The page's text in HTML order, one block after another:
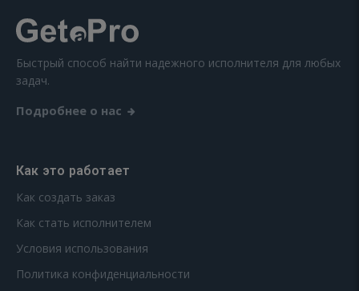
Быстрый способ найти надежного исполнителя для любых
задач.
Подробнее о нас
Как это работает
Как создать заказ
Как стать исполнителем
Условия использования
Политика конфиденциальности